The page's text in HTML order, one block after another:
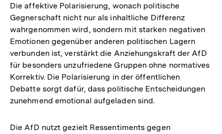
Die affektive Polarisierung, wonach politische
Gegnerschaft nicht nur als inhaltliche Differenz
wahrgenommen wird, sondern mit starken negativen
Emotionen gegenüber anderen politischen Lagern
verbunden ist, verstärkt die Anziehungskraft der AfD
für besonders unzufriedene Gruppen ohne normatives
Korrektiv. Die Polarisierung in der öffentlichen
Debatte sorgt dafür, dass politische Entscheidungen
zunehmend emotional aufgeladen sind.
Die AfD nutzt gezielt Ressentiments gegen